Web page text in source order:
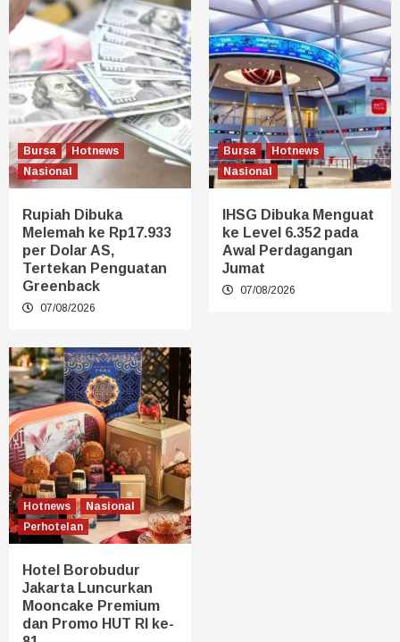
Bursa
Hotnews
Nasional
Rupiah Dibuka
Melemah ke Rp17.933
per Dolar AS,
Tertekan Penguatan
Greenback
07/08/2026
Bursa
Hotnews
Nasional
IHSG Dibuka Menguat
ke Level 6.352 pada
Awal Perdagangan
Jumat
07/08/2026
Hotnews
Nasional
Perhotelan
Hotel Borobudur
Jakarta Luncurkan
Mooncake Premium
dan Promo HUT RI ke-